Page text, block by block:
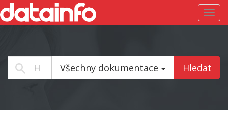
Všechny dokumentace Hledat